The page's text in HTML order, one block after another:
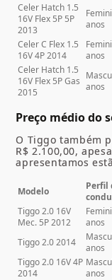
Celer Hatch 1.5
16V Flex 5P 5P
2013
anos
Celer C Flex 1.5
16V 4P 2014
anos
Celer Hatch 1.5
16V Flex 5P Gas
2015
anos
Preço médio do
O Tiggo também
R$ 2.100,00,
apresentamos
Modelo
Perfil
Tiggo 2.0 16V
Mec. 5P 2012
anos
Tiggo 2.0 2014
anos
Tiggo 2.0 16V 4P
2014
anos